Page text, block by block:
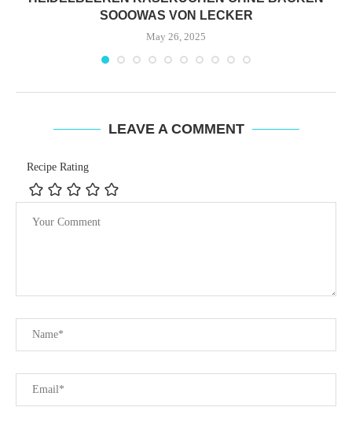
SOOOWAS VON LECKER
May 26, 2025
LEAVE A COMMENT
Recipe Rating